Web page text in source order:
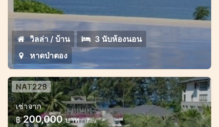
The villa located within a secure private
estate of 11 villas with in a high end
neighbourhood on the southern peninsula
of Patong bay
วิลล่า / บ้าน
3 นับห้องนอน
หาดป่าตอง
Excellent 2-4 bd apartments on
one of the best beaches
NAT228
เช่าจาก
฿ 200,000บาท/ เดือน